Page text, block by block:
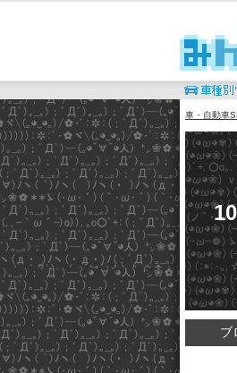
車・自動車
ブ